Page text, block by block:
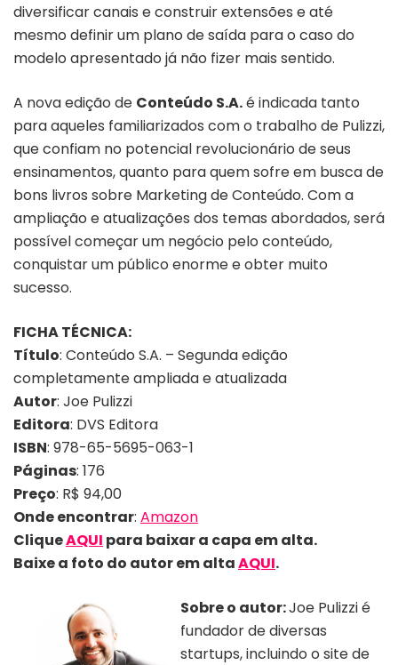
diversificar canais e construir extensões e até
mesmo definir um plano de saída para o caso do
modelo apresentado já não fizer mais sentido.
A nova edição de Conteúdo S.A.é indicada tanto
para aqueles familiarizados com o trabalho de Pulizzi,
que confiam no potencial revolucionário de seus
ensinamentos, quanto para quem sofre em busca de
bons livros sobre Marketing de Conteúdo. Com a
ampliação e atualizações dos temas abordados, será
possível começar um negócio pelo conteúdo,
conquistar um público enorme e obter muito
sucesso.
FICHA TÉCNICA:
Título: Conteúdo S.A. – Segunda edição
completamente ampliada e atualizada
Autor: Joe Pulizzi
Editora: DVS Editora
ISBN: 978-65-5695-063-1
Páginas: 176
Preço: R$ 94,00
Onde encontrar: Amazon
CliqueAQUI para baixar a capa em alta.
Baixe a foto do autor em altaAQUI.
Sobre o autor:Joe Pulizzi é
fundador de diversas
startups, incluindo o site de